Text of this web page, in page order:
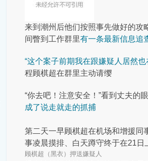
来到潮州后他们按照事先做好的攻
间瞥到工作群里有一条最新信息追
“这个案子前期我在跟嫌疑人居然也
程顾棋超在群里主动请缨
“你去吧！注意安全！”看到丈夫的
成了说走就走的抓捕
第二天一早顾棋超在机场和增援同
事凌晨摸排、白天蹲守终于在21日
顾棋超（黑衣）押送嫌疑人